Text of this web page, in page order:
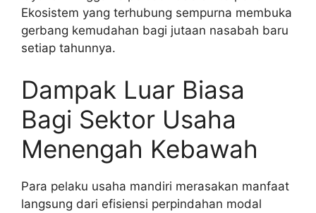
Ekosistem yang terhubung sempurna membuka
gerbang kemudahan bagi jutaan nasabah baru
setiap tahunnya.
Dampak Luar Biasa
Bagi Sektor Usaha
Menengah Kebawah
Para pelaku usaha mandiri merasakan manfaat
langsung dari efisiensi perpindahan modal